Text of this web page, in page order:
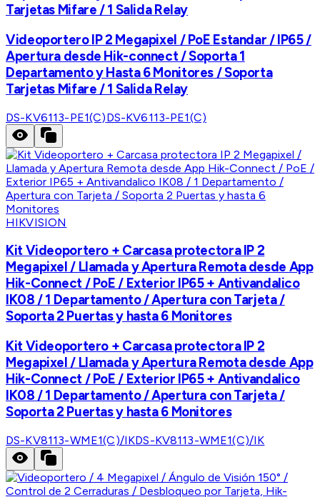
Tarjetas Mifare / 1 Salida Relay
Videoportero IP 2 Megapixel / PoE Estandar / IP65 /
Apertura desde Hik-connect / Soporta 1
Departamento y Hasta 6 Monitores / Soporta
Tarjetas Mifare / 1 Salida Relay
DS-KV6113-PE1(C)DS-KV6113-PE1(C)
HIKVISION
Kit Videoportero + Carcasa protectora IP 2
Megapixel / Llamada y Apertura Remota desde App
Hik-Connect / PoE / Exterior IP65 + Antivandalico
IK08 / 1 Departamento / Apertura con Tarjeta /
Soporta 2 Puertas y hasta 6 Monitores
Kit Videoportero + Carcasa protectora IP 2
Megapixel / Llamada y Apertura Remota desde App
Hik-Connect / PoE / Exterior IP65 + Antivandalico
IK08 / 1 Departamento / Apertura con Tarjeta /
Soporta 2 Puertas y hasta 6 Monitores
DS-KV8113-WME1(C)/IKDS-KV8113-WME1(C)/IK